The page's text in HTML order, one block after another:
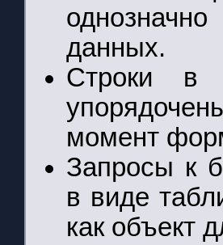
данных.
Строки в
момент
Запросы к
в виде
как объект